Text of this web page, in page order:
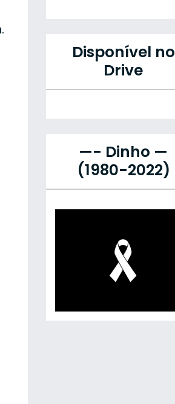
Disponível no
Drive
—- Dinho —
(1980-2022)